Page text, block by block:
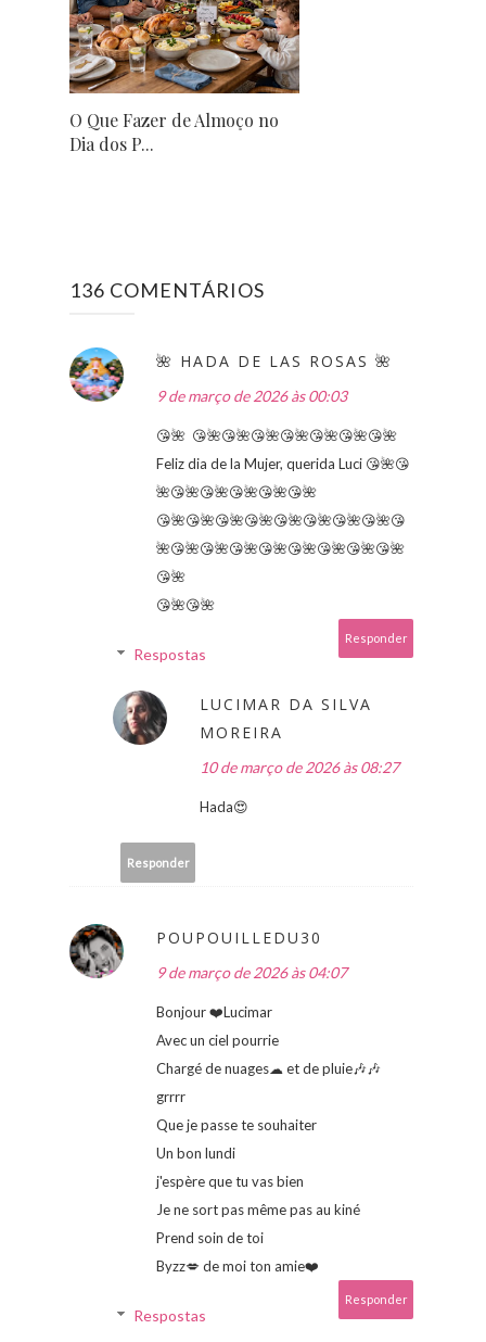
O Que Fazer de Almoço no
Dia dos P...
136 COMENTÁRIOS
🌺 HADA DE LAS ROSAS 🌺
9 de março de 2026 às 00:03
😘🌺 ​​ 😘🌺😘🌺😘🌺😘🌺😘🌺😘🌺😘🌺
Feliz dia de la Mujer, querida Luci 😘🌺😘
🌺😘🌺😘🌺😘🌺😘🌺😘🌺
😘🌺😘🌺😘🌺😘🌺😘🌺😘🌺😘🌺😘🌺😘
🌺😘🌺😘🌺😘🌺😘🌺😘🌺😘🌺😘🌺😘🌺
😘🌺
😘🌺😘🌺
Responder
Respostas
LUCIMAR DA SILVA
MOREIRA
10 de março de 2026 às 08:27
Hada😍
Responder
POUPOUILLEDU30
9 de março de 2026 às 04:07
Bonjour ❤️Lucimar
Avec un ciel pourrie
Chargé de nuages☁ et de pluie🎶🎶
grrrr
Que je passe te souhaiter
Un bon lundi
j'espère que tu vas bien
Je ne sort pas même pas au kiné
Prend soin de toi
Byzz💋 de moi ton amie❤️
Responder
Respostas